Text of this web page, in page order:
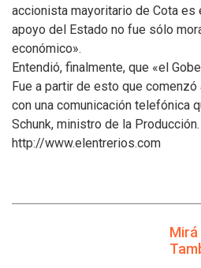
accionista mayoritario de Cota es
apoyo del Estado no fue sólo
económico».
Entendió, finalmente, que «el
Fue a partir de esto que
con una comunicación telefónica
Schunk, ministro de la Producción.
http://www.elentrerios.com
Mirá